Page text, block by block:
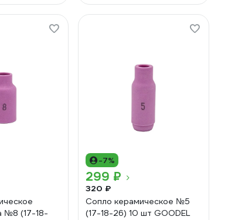
№8 (17-18-
-7%
299 ₽
320 ₽
Сопло керамическое №5
(17-18-26) 10 шт GOODEL